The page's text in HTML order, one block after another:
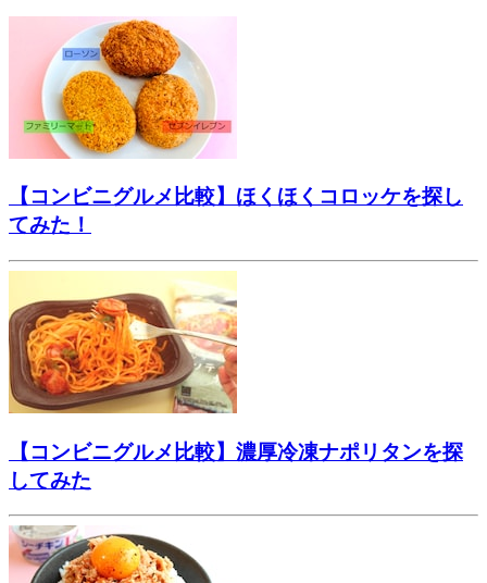
【コンビニグルメ比較】ほくほくコロッケを探し
てみた！
【コンビニグルメ比較】濃厚冷凍ナポリタンを探
してみた